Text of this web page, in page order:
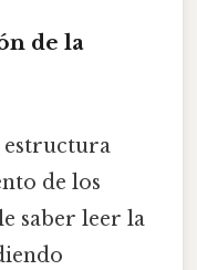
de la
estructura
de los
saber leer la